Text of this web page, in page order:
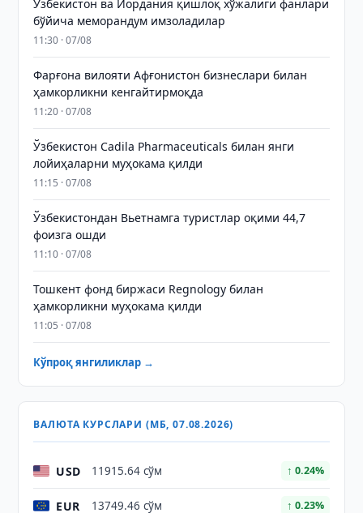
Ўзбекистон ва Иордания қишлоқ хўжалиги фанлари
бўйича меморандум имзоладилар
11:30 · 07/08
Фарғона вилояти Афғонистон бизнеслари билан
ҳамкорликни кенгайтирмоқда
11:20 · 07/08
Ўзбекистон Cadila Pharmaceuticals билан янги
лойиҳаларни муҳокама қилди
11:15 · 07/08
Ўзбекистондан Вьетнамга туристлар оқими 44,7
фоизга ошди
11:10 · 07/08
Тошкент фонд биржаси Regnology билан
ҳамкорликни муҳокама қилди
11:05 · 07/08
Кўпроқ янгиликлар →
ВАЛЮТА КУРСЛАРИ (МБ, 07.08.2026)
USD 11915.64 сўм ↑ 0.24%
EUR 13749.46 сўм ↑ 0.23%